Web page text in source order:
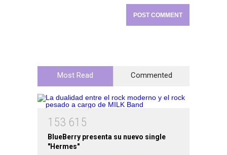
Most Read Commented
1 53 61 5
BlueBerry presenta su nuevo single
"Hermes"